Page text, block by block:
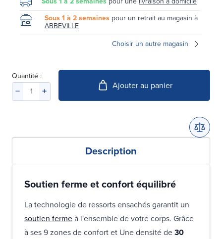
Sous 1 à 2 semaines pour un retrait au magasin à
ABBEVILLE
Choisir un autre magasin
Quantité :
Ajouter au panier
Description
Soutien ferme et confort équilibré
La technologie de ressorts ensachés garantit un
soutien fermeà l'ensemble de votre corps. Grâce
à ses 9 zones de confort et Une densité de30